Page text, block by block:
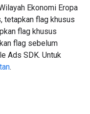
Ekonomi Eropa
tetapkan flag khusus
flag khusus
flag sebelum
Ads SDK. Untuk
.